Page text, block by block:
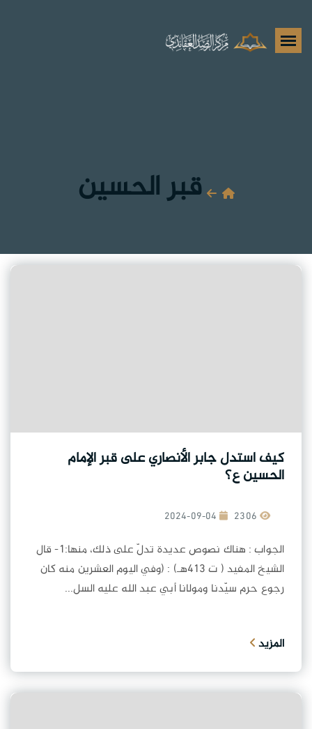
قبر الحسين
كيف استدل جابر الأنصاري على قبر الإمام
الحسين ع؟
2024-09-04
الجواب : هناك نصوص عديدة تدلّ على ذلك، منها:1- قال
الشيخ المفيد ( ت 413هـ) : (وفي اليوم العشرين منه كان
رجوع حرم سيّدنا ومولانا أبي عبد الله عليه السل...
المزيد